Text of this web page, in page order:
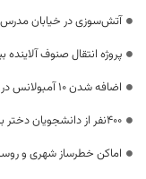
آتش‌سوزی در خیابان مدرس
پروژه انتقال صنوف آلاینده بیرجند تا پایان
اضافه شدن ۱۰ آمبولانس در سال ۱۴۰۳ به ناوگان اورژانس خراسان جنوبی
۴۰۰نفر از دانشجویان دختر بیرجندی به مناطق عملیاتی جنوب کشور اعزام شدند
اماکن خطرساز شهری و